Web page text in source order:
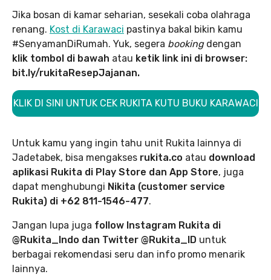
Jika bosan di kamar seharian, sesekali coba olahraga
renang. Kost di Karawaci pastinya bakal bikin kamu
#SenyamanDiRumah. Yuk, segera booking dengan
klik tombol di bawah atau ketik link ini di browser:
bit.ly/rukitaResepJajanan.
KLIK DI SINI UNTUK CEK RUKITA KUTU BUKU KARAWACI
Untuk kamu yang ingin tahu unit Rukita lainnya di
Jadetabek, bisa mengakses rukita.co atau download
aplikasi Rukita di Play Store dan App Store, juga
dapat menghubungi Nikita (customer service
Rukita) di +62 811-1546-477.
Jangan lupa juga follow Instagram Rukita di
@Rukita_Indo dan Twitter @Rukita_ID untuk
berbagai rekomendasi seru dan info promo menarik
lainnya.